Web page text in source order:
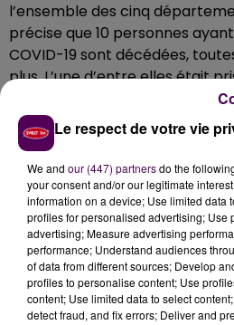
l’ensemble des cinq
précise que 10 personnes
COVID-19 sont décédées,
plus. L’une d’entre elles était
l’hôpital du Mans.
hospitalisées en réanimation :
positifs et 18 autres en attente
circule de façon active sur le
la-Loire font partie des régions
cumulée est parmi la plus
métropolitaine"précisent les
Le respect de votre vie
We and our (447) partnersdo the
your consent and/or our legitimate
information on a device; Use limited data
profiles for personalised advertising; Use
advertising; Measure advertising
performance; Understand audiences
of data from different sources; Develop
profiles to personalise content; Use
content; Use limited data to select
detect fraud, and fix errors; Deliver and